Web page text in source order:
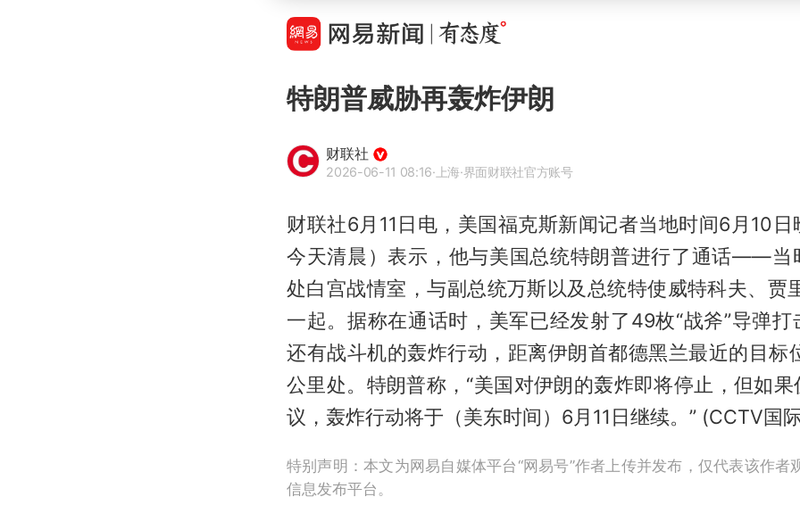
特朗普威胁再轰炸伊朗
财联社
2026-06-11 08:16·上海·界面财联社官方账号
财联社6月11日电，美国福克斯新闻记者当地时间6月10
今天清晨）表示，他与美国总统特朗普进行了通话——当
处白宫战情室，与副总统万斯以及总统特使威特科夫、贾
一起。据称在通话时，美军已经发射了49枚“战斧”导弹打
还有战斗机的轰炸行动，距离伊朗首都德黑兰最近的目标
公里处。特朗普称，“美国对伊朗的轰炸即将停止，但如
议，轰炸行动将于（美东时间）6月11日继续。” (CCTV国
特别声明：本文为网易自媒体平台“网易号”作者上传并发布，仅代表该作者
信息发布平台。